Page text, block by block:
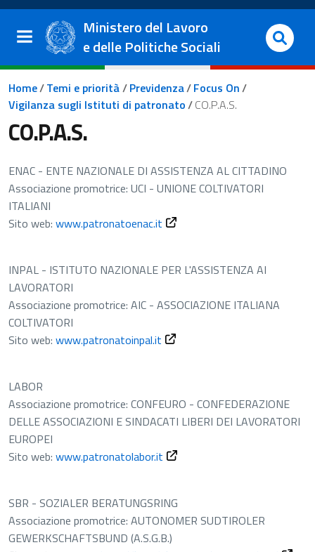
Salta al contenuto principale
Vai al footer
Ministero del Lavoro
e delle Politiche Sociali
Briciole di pane
Home/Temi e priorità/Previdenza/Focus On/
Vigilanza sugli Istituti di patronato/CO.P.A.S.
CO.P.A.S.
ENAC - ENTE NAZIONALE DI ASSISTENZA AL CITTADINO
Associazione promotrice: UCI - UNIONE COLTIVATORI
ITALIANI
Sito web: www.patronatoenac.it Apre in una nuova scheda
INPAL - ISTITUTO NAZIONALE PER L'ASSISTENZA AI
LAVORATORI
Associazione promotrice: AIC - ASSOCIAZIONE ITALIANA
COLTIVATORI
Sito web: www.patronatoinpal.it
LABOR
Associazione promotrice: CONFEURO - CONFEDERAZIONE
DELLE ASSOCIAZIONI E SINDACATI LIBERI DEI LAVORATORI
EUROPEI
Sito web: www.patronatolabor.it
SBR - SOZIALER BERATUNGSRING
Associazione promotrice: AUTONOMER SUDTIROLER
GEWERKSCHAFTSBUND (A.S.G.B.)